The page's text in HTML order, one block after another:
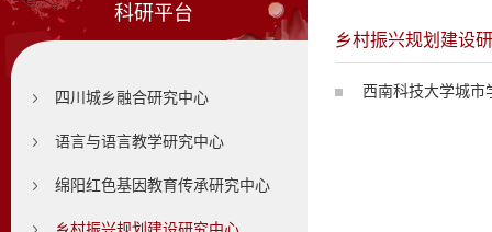
科研平台
四川城乡融合研究中心
语言与语言教学研究中心
绵阳红色基因教育传承研究中心
乡村振兴规划建设
西南科技大学城市